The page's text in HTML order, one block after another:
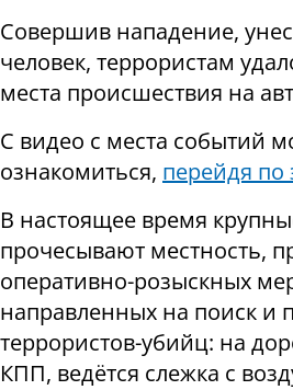
Совершив нападение,
человек, террористам
места происшествия на
С видео с места событий
ознакомиться, перейдя по
В настоящее время
прочесывают местность,
оперативно-розыскных
направленных на поиск и
террористов-убийц: на
КПП, ведётся слежка с